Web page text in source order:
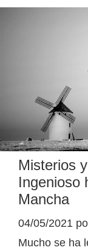
Misterios
Ingenioso
Mancha
04/05/2021
Mucho se ha